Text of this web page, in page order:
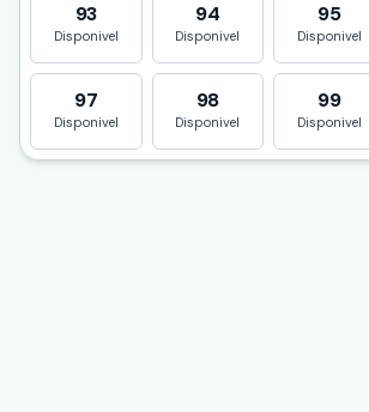
93
Disponivel
94
Disponivel
95
Disponivel
97
Disponivel
98
Disponivel
99
Disponivel